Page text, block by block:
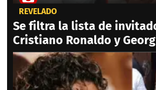
REVELADO
Se filtra la lista de
Cristiano Ronaldo y